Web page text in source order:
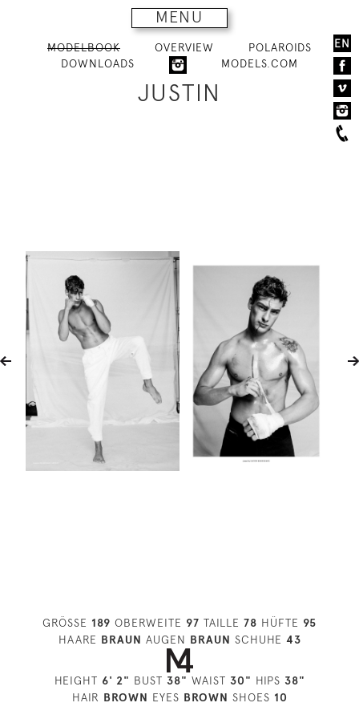
MENU
EN
MODELBOOK OVERVIEW
POLAROIDS
DOWNLOADS
MODELS.COM
JUSTIN
GRÖSSE 189 OBERWEITE 97 TAILLE 78 HÜFTE 95
HAARE BRAUN AUGEN BRAUN SCHUHE 43
HEIGHT 6' 2" BUST 38" WAIST 30" HIPS 38"
HAIR BROWN EYES BROWN SHOES 10